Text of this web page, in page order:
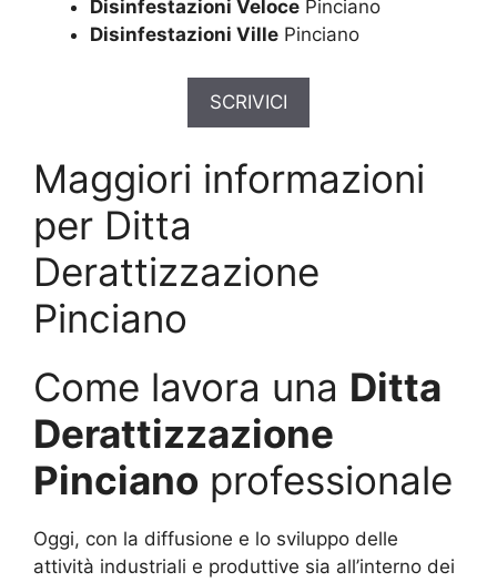
Disinfestazioni Veloce Pinciano
Disinfestazioni Ville Pinciano
SCRIVICI
Maggiori informazioni
per Ditta
Derattizzazione
Pinciano
Come lavora una Ditta
Derattizzazione
Pinciano professionale
Oggi, con la diffusione e lo sviluppo delle
attività industriali e produttive sia all’interno dei